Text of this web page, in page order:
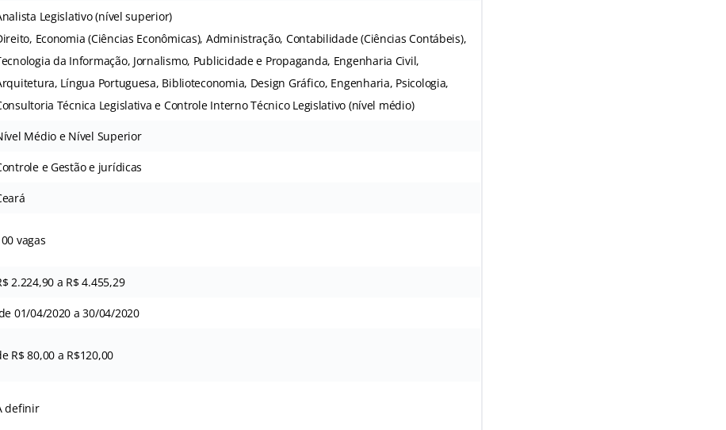
Legislativo (nível superior)
Economia (Ciências Econômicas), Administração, Contabilidade (Ciências Contábeis),
da Informação, Jornalismo, Publicidade e Propaganda, Engenharia Civil,
Língua Portuguesa, Biblioteconomia, Design Gráfico, Engenharia, Psicologia,
Técnica Legislativa e Controle Interno Técnico Legislativo (nível médio)
Médio e Nível Superior
e Gestão e jurídicas
vagas
2.224,90 a R$ 4.455,29
01/04/2020 a 30/04/2020
R$ 80,00 a R$120,00
definir